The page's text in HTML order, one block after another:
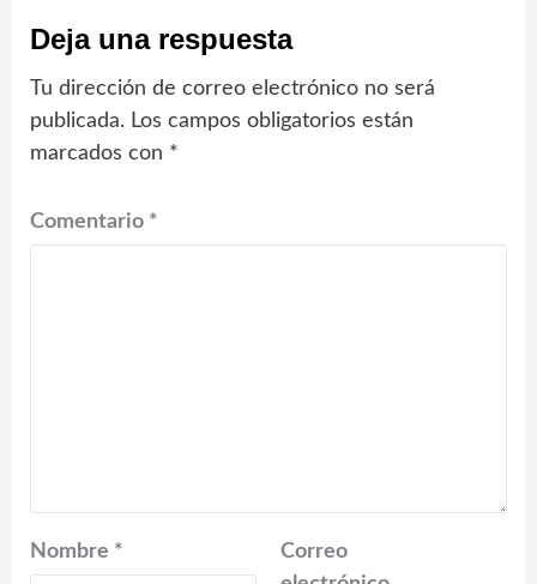
Deja una respuesta
Tu dirección de correo electrónico no será
publicada. Los campos obligatorios están
marcados con *
Comentario *
Nombre *
Correo